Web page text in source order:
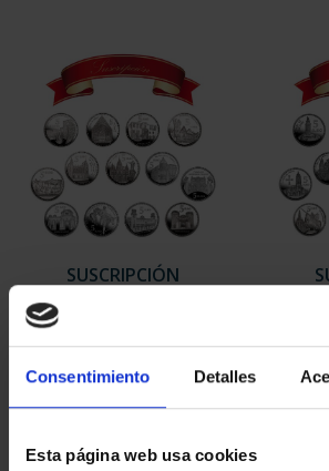
Consentimiento Detalles
Esta página web usa cookies
SUSCRIPCIÓN
949,00 €
Sólo para usuarios
registrados